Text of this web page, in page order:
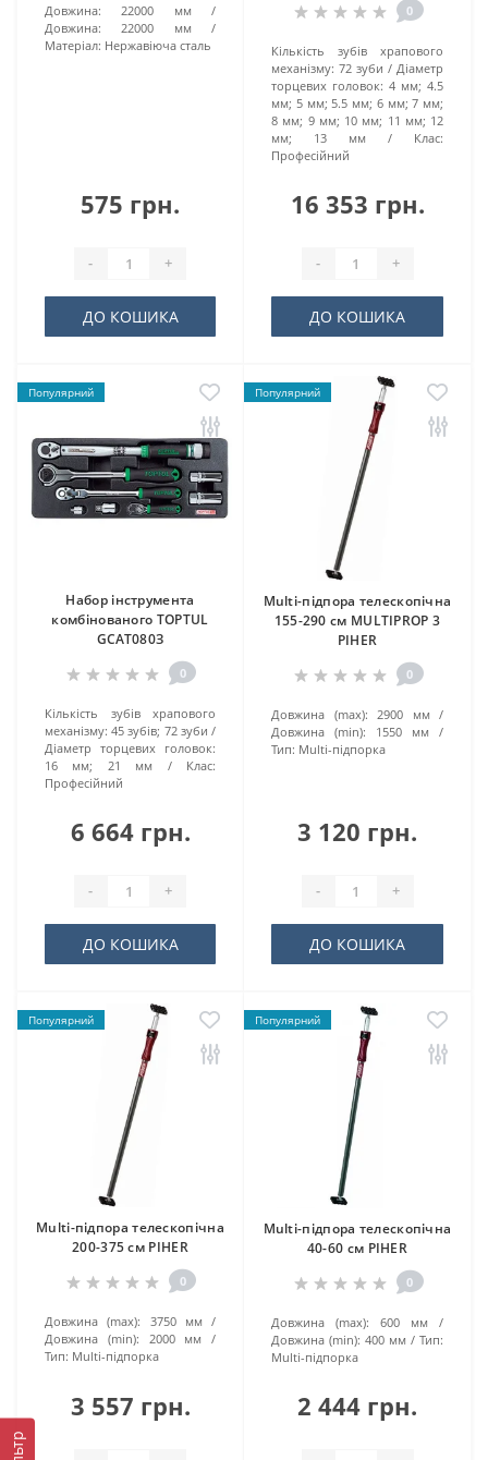
Довжина:
22000 мм
Довжина:
22000 мм
Матеріал: Hepжaвіючa cтaль
575 грн.
- +
ДО КОШИКА
0
Кількість зубів храпового
механізму: 72 зуби
Діаметр
торцевих головок: 4 мм; 4.5
мм; 5 мм; 5.5 мм; 6 мм; 7 мм;
8 мм; 9 мм; 10 мм; 11 мм; 12
мм; 13 мм
Клас:
Професійний
16 353 грн.
- +
ДО КОШИКА
Популярний
Haбор інструмента
комбінованого TOPTUL
GCAT080З
0
Кількість зубів храпового
механізму: 45 зубів; 72 зуби
Діаметр торцевих головок:
16 мм; 21 мм
Клас:
Професійний
6 664 грн.
- +
ДО КОШИКА
Популярний
Multi-підпора телескопічна
155-290 см MULTIPROP 3
PIHER
0
Довжина (max):
2900 мм
Довжина (min):
1550 мм
Тип: Multi-підпорка
3 120 грн.
- +
ДО КОШИКА
Популярний
Multi-підпора телескопічна
200-375 см PIHER
0
Довжина (max):
3750 мм
Довжина (min):
2000 мм
Тип: Multi-підпорка
3 557 грн.
Популярний
Multi-підпора телескопічна
40-60 см PIHER
0
Довжина (max):
600 мм
Довжина (min): 400 мм
Тип:
Multi-підпорка
2 444 грн.